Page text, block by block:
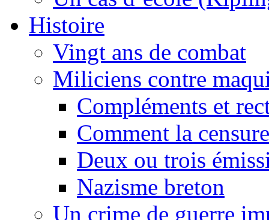
Histoire
Vingt ans de combat
Miliciens contre
Compléments et
Comment la
Deux ou trois
Nazisme breton
Un crime de guerre